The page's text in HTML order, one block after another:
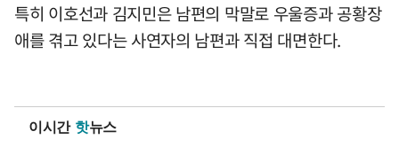
특히 이호선과 김지민은 남편의 막말로 우울증과 공황장
애를 겪고 있다는 사연자의 남편과 직접 대면한다.
이시간 핫뉴스